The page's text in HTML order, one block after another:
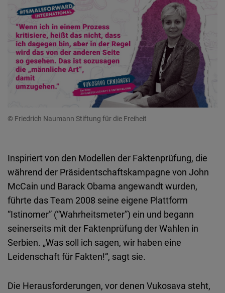
© Friedrich Naumann Stiftung für die Freiheit
Inspiriert von den Modellen der Faktenprüfung, die
während der Präsidentschaftskampagne von John
McCain und Barack Obama angewandt wurden,
führte das Team 2008 seine eigene Plattform
“Istinomer” (“Wahrheitsmeter”) ein und begann
seinerseits mit der Faktenprüfung der Wahlen in
Serbien. „Was soll ich sagen, wir haben eine
Leidenschaft für Fakten!“, sagt sie.
Die Herausforderungen, vor denen Vukosava steht,